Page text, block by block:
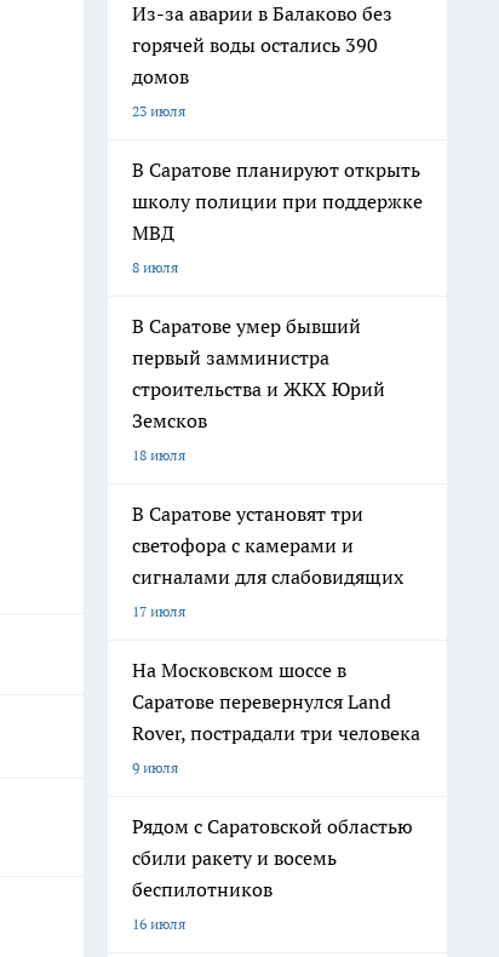
Из-за аварии в Балаково без
горячей воды остались 390
домов
23 июля
В Саратове планируют открыть
школу полиции при поддержке
МВД
8 июля
В Саратове умер бывший
первый замминистра
строительства и ЖКХ Юрий
Земсков
18 июля
В Саратове установят три
светофора с камерами и
сигналами для слабовидящих
17 июля
На Московском шоссе в
Саратове перевернулся Land
Rover, пострадали три человека
9 июля
Рядом с Саратовской областью
сбили ракету и восемь
беспилотников
16 июля